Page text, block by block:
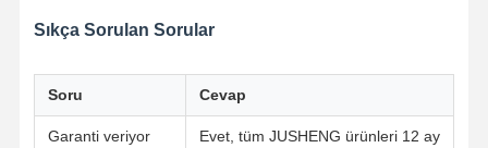
Sıkça Sorulan Sorular
Soru Cevap
Garanti veriyor
Evet, tüm JUSHENG ürünleri 12 ay